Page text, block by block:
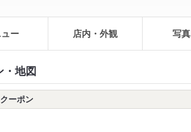
ュー 店内・外観 写真
・地図
ーポン